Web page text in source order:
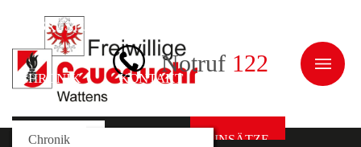
AUSRÜSTUNG
CHRONIK KONTAKT
Notruf 122
NEWS
Galerie
EINSÄTZE
Fahrzeuge
Kommando
Chronik